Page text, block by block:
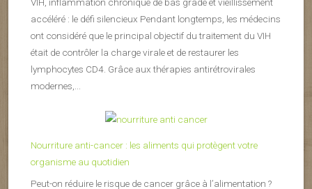
accéléré : le défi silencieux Pendant longtemps, les médecins
ont considéré que le principal objectif du traitement du VIH
était de contrôler la charge virale et de restaurer les
lymphocytes CD4. Grâce aux thérapies antirétrovirales
modernes,...
Nourriture anti-cancer : les aliments qui protègent votre
organisme au quotidien
Peut-on réduire le risque de cancer grâce à l’alimentation ?